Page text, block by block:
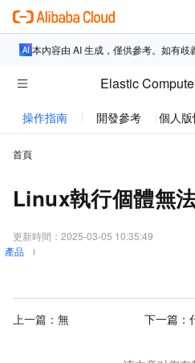
本內容由 AI 生成，僅供參考。如有歧
Elastic
操作指南 開發參考 個人
首頁
Linux執行個體無
更新時間： 2025-03-05 10:35:49
產品
上一篇：無 下一篇：